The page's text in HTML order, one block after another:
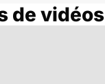
de vidéos